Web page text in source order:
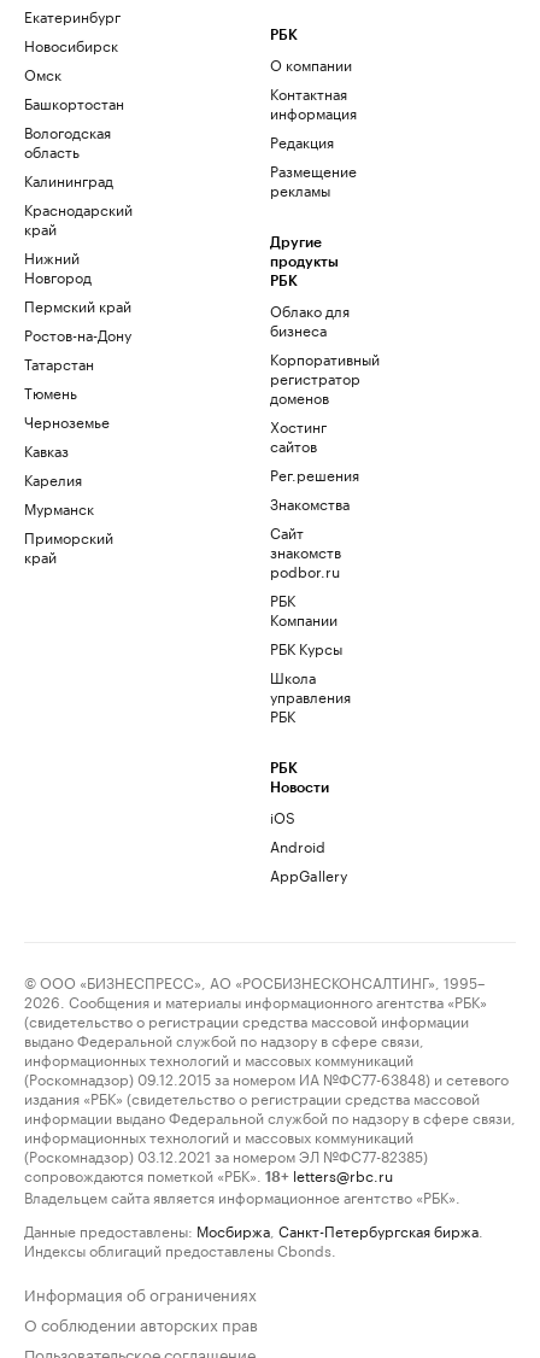
Екатеринбург
Новосибирск
Омск
Башкортостан
Вологодская
область
Калининград
Краснодарский
край
Нижний
Новгород
Пермский край
Ростов-на-Дону
Татарстан
Тюмень
Черноземье
Кавказ
Карелия
Мурманск
Приморский
край
РБК
О компании
Контактная
информация
Редакция
Размещение
рекламы
Другие
продукты
РБК
Облако для
бизнеса
Корпоративный
регистратор
доменов
Хостинг
сайтов
Рег.решения
Знакомства
Сайт
знакомств
podbor.ru
РБК
Компании
РБК Курсы
Школа
управления
РБК
РБК
Новости
iOS
Android
AppGallery
© ООО «БИЗНЕСПРЕСС», АО «РОСБИЗНЕСКОНСАЛТИНГ», 1995–
2026. Сообщения и материалы информационного агентства «РБК»
(свидетельство о регистрации средства массовой информации
выдано Федеральной службой по надзору в сфере связи,
информационных технологий и массовых коммуникаций
(Роскомнадзор) 09.12.2015 за номером ИА №ФС77-63848) и сетевого
издания «РБК» (свидетельство о регистрации средства массовой
информации выдано Федеральной службой по надзору в сфере связи,
информационных технологий и массовых коммуникаций
(Роскомнадзор) 03.12.2021 за номером ЭЛ №ФС77-82385)
сопровождаются пометкой «РБК».
18+ letters@rbc.ru
Владельцем сайта является информационное агентство «РБК».
Данные предоставлены: Мосбиржа Санкт-Петербургская биржа
Индексы облигаций предоставлены Cbonds.
Информация об ограничениях
О соблюдении авторских прав